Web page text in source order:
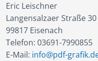
Eric Leischner
Langensalzaer Straße 30
99817 Eisenach
Telefon: 03691-7990855
E-Mail: info@pdf-